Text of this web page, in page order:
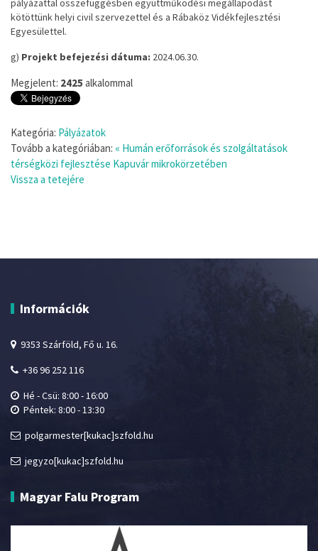
pályázattal összefüggésben együttműködési megállapodást
kötöttünk helyi civil szervezettel és a Rábaköz Vidékfejlesztési
Egyesülettel.
g) Projekt befejezési dátuma: 2024.06.30.
Megjelent: 2425 alkalommal
Kategória: Pályázatok
Tovább a kategóriában: « Humán erőforrások és szolgáltatások
térségközi fejlesztése Kapuvár mikrokörzetében
Vissza a tetejére
Információk
9353 Szárföld, Fő u. 16.
+36 96 252 116
Hé - Csü: 8:00 - 16:00
Péntek: 8:00 - 13:30
polgarmester[kukac]szfold.hu
jegyzo[kukac]szfold.hu
Magyar Falu Program